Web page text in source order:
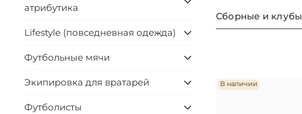
Сборные и клубы
В наличии
атрибутика
Lifestyle (повседневная одежда)
Футбольные мячи
Экипировка для вратарей
Футболисты